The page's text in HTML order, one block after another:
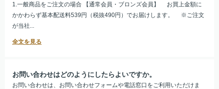
1.一般商品をご注文の場合 【通常会員・ブロンズ会員】 お買上金額に
かかわらず基本配送料539円（税抜490円）でお届けします。 ※ご注文
が当社...
お問い合わせはどのようにしたらよいですか。
お問い合わせは、お問い合わせフォームや電話窓口をご利用いただけま